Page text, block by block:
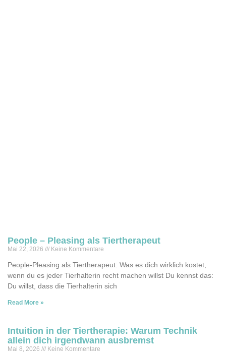
People – Pleasing als Tiertherapeut
Mai 22, 2026 Keine Kommentare
People-Pleasing als Tiertherapeut: Was es dich wirklich kostet,
wenn du es jeder Tierhalterin recht machen willst Du kennst das:
Du willst, dass die Tierhalterin sich
Read More »
Intuition in der Tiertherapie: Warum Technik
allein dich irgendwann ausbremst
Mai 8, 2026 Keine Kommentare